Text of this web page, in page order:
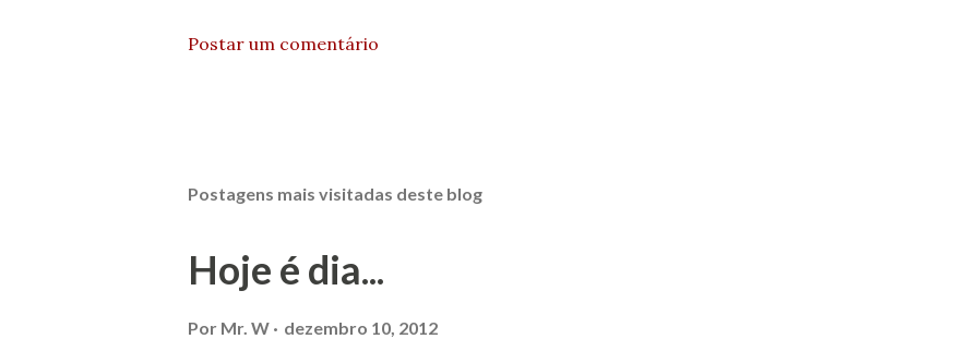
Postar um comentário
Postagens mais visitadas deste blog
Hoje é dia...
Por Mr. W dezembro 10, 2012